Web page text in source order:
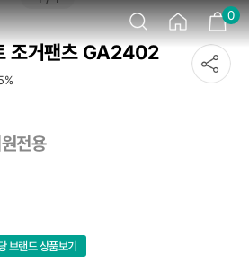
0
조거팬츠 GA2402
전용
브랜드 상품보기